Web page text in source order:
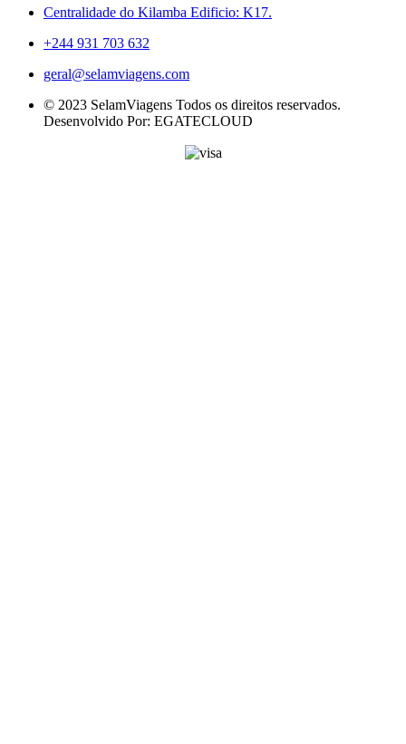
Centralidade do Kilamba Edificio: K17.
+244 931 703 632
geral@selamviagens.com
© 2023 SelamViagens Todos os direitos reservados.
Desenvolvido Por: EGATECLOUD